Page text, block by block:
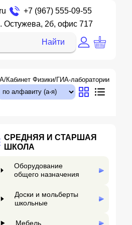
+7 (967) 555-09-55
Остужева, 2б, офис 717
Найти
/Кабинет Физики/ГИА-лаборатории
СРЕДНЯЯ И СТАРШАЯ
ШКОЛА
Оборудование
общего назначения
Доски и мольберты
школьные
Мебель